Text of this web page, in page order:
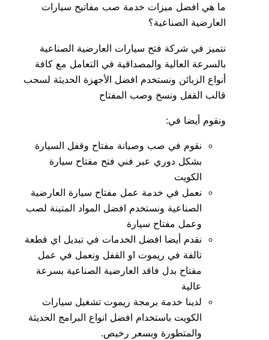
ما هي افضل ميزات خدمة صب مفاتيح سيارات
العارضية الصناعية؟
نتميز في شركة فتح سيارات العارضية الصناعية
بالسرعة العالية والمصداقية في التعامل مع كافة
أنواع الزبائن ونستخدم افضل الأجهزة الحديثة لسحب
قالب القفل ونسخ وصب المفتاح
ونقوم أيضا في:
نقوم في صب وصيانة مفتاح وقفل السيارة
بشكل دوري عبر فني فتح مفتاح سيارة
الكويت
نعمل في خدمة عمل مفتاح سيارة العارضية
الصناعية ونستخدم افضل المواد المتينة لصب
وعمل مفتاح سيارة
نقدم أيضا افضل الخدمات في تبديل اي قطعة
تالفة في ريموت او القفل ونعمل في عمل
مفتاح بدل فاقد العارضية الصناعية بسرعة
عالية
لدينا خدمة برمجة ريموت تشغيل سيارات
الكويت باستخدام افضل انواع البرامج الحديثة
والمتطورة وبسعر رخيص.